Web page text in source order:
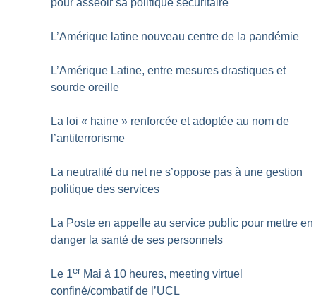
pour asseoir sa politique sécuritaire
L’Amérique latine nouveau centre de la pandémie
L’Amérique Latine, entre mesures drastiques et
sourde oreille
La loi « haine » renforcée et adoptée au nom de
l’antiterrorisme
La neutralité du net ne s’oppose pas à une gestion
politique des services
La Poste en appelle au service public pour mettre en
danger la santé de ses personnels
Le 1er Mai à 10 heures, meeting virtuel
confiné/combatif de l’UCL